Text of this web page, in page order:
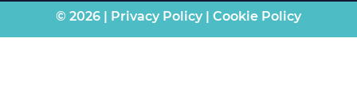
© 2026 | Privacy Policy | Cookie Policy